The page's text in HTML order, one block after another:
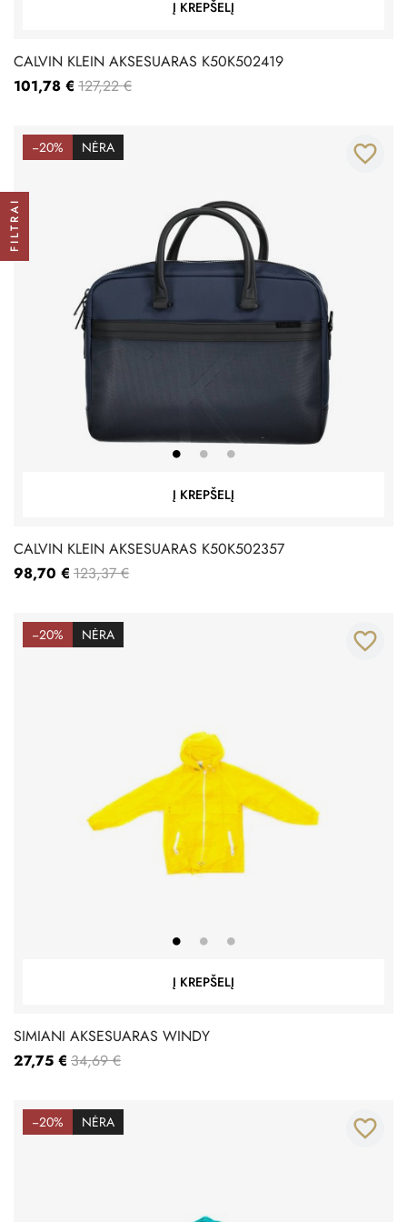
Į KREPŠELĮ
CALVIN KLEIN AKSESUARAS K50K502419
101,78 € 127,22 €
−20% NĖRA
Į KREPŠELĮ
favorite_border
CALVIN KLEIN AKSESUARAS K50K502357
98,70 € 123,37 €
−20% NĖRA
Į KREPŠELĮ
favorite_border
SIMIANI AKSESUARAS WINDY
27,75 € 34,69 €
−20% NĖRA favorite_border
FILTRAI